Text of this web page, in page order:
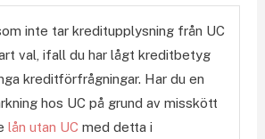
inte tar kreditupplysning från UC
val, ifall du har lågt kreditbetyg
kreditförfrågningar. Har du en
hos UC på grund av misskött
lån utan UC med detta i